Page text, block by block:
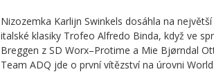
Nizozemka Karlijn Swinkels dosáhla na
italské klasiky Trofeo Alfredo Binda, když ve
Breggen z SD Worx–Protime a Mie Bjørndal
Team ADQ jde o první vítězství na úrovni